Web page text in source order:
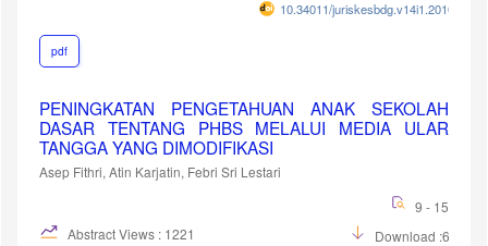
10.34011/juriskesbdg.v14i1.2010
pdf
PENINGKATAN PENGETAHUAN ANAK SEKOLAH
DASAR TENTANG PHBS MELALUI MEDIA ULAR
TANGGA YANG DIMODIFIKASI
Asep Fithri, Atin Karjatin, Febri Sri Lestari
9 - 15
Abstract Views : 1221
Download :689